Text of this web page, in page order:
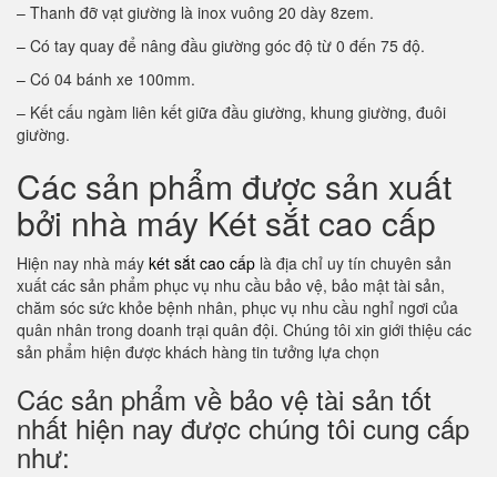
– Thanh đỡ vạt giường là inox vuông 20 dày 8zem.
– Có tay quay để nâng đầu giường góc độ từ 0 đến 75 độ.
– Có 04 bánh xe 100mm.
– Kết cấu ngàm liên kết giữa đầu giường, khung giường, đuôi
giường.
Các sản phẩm được sản xuất
bởi nhà máy Két sắt cao cấp
Hiện nay nhà máy két sắt cao cấp là địa chỉ uy tín chuyên sản
xuất các sản phẩm phục vụ nhu cầu bảo vệ, bảo mật tài sản,
chăm sóc sức khỏe bệnh nhân, phục vụ nhu cầu nghỉ ngơi của
quân nhân trong doanh trại quân đội. Chúng tôi xin giới thiệu các
sản phẩm hiện được khách hàng tin tưởng lựa chọn
Các sản phẩm về bảo vệ tài sản tốt
nhất hiện nay được chúng tôi cung cấp
như: